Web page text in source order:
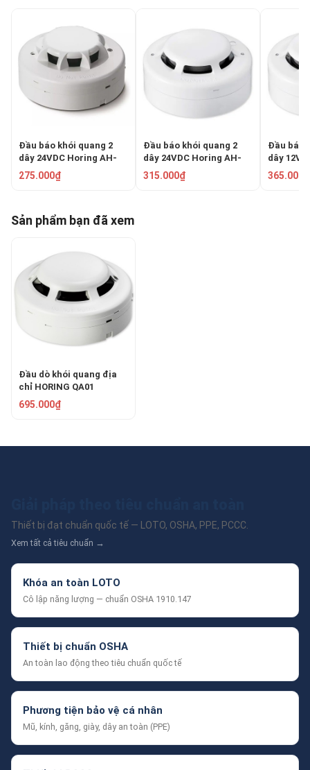
Đầu báo khói quang 2
dây 24VDC Horing AH-
0811-2
275.000₫
Đầu báo khói quang 2
dây 24VDC Horing AH-
0311-2
315.000₫
Đầu báo
dây
0311-4
365.000₫
Sản phẩm bạn đã xem
Đầu dò khói quang địa
chỉ HORING QA01
695.000₫
Thiết bị đạt chuẩn quốc tế — LOTO, OSHA, PPE, PCCC.
Xem tất cả tiêu chuẩn →
Khóa an toàn LOTO
Cô lập năng lượng — chuẩn OSHA 1910.147
Thiết bị chuẩn OSHA
An toàn lao động theo tiêu chuẩn quốc tế
Phương tiện bảo vệ cá nhân
Mũ, kính, găng, giày, dây an toàn (PPE)